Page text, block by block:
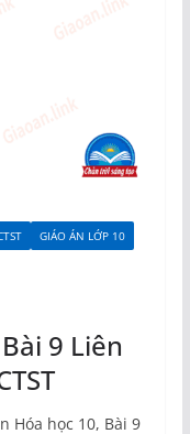
GIÁO ÁN LỚP 10
9 Liên
Hóa học 10, Bài 9